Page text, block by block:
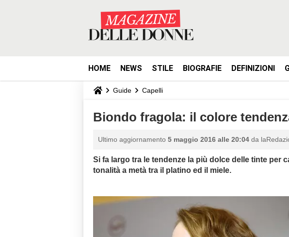
HOME NEWS STILE BIOGRAFIE DEFINIZIONI
Guide Capelli
Biondo fragola: il colore
Ultimo aggiornamento 5 maggio 2016 alle 20:04 da
Si fa largo tra le tendenze la più dolce delle tinte per
tonalità a metà tra il platino ed il miele.